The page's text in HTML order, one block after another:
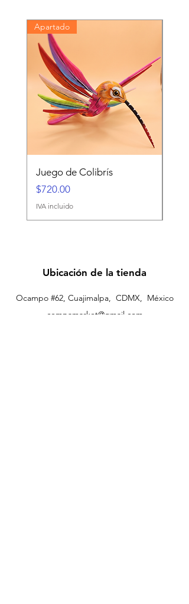
Apartado
Juego de Colibrís
Precio
$720.00
IVA incluido
Ubicación de la tienda
Ocampo #62, Cuajimalpa, CDMX, México
cempamarket@gmail.com